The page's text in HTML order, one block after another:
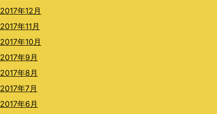
2017年12月
2017年11月
2017年10月
2017年9月
2017年8月
2017年7月
2017年6月